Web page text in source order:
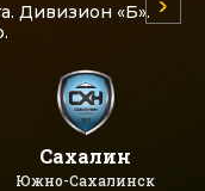
Дивизион «Б».
Сахалин
Южно-Сахалинск